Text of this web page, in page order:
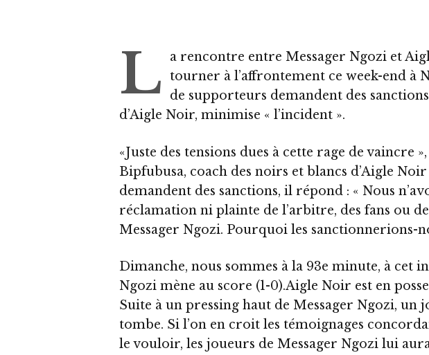
L
a rencontre entre Messager Ngozi et
tourner à l’affrontement ce week-end à
de supporteurs demandent des
d’Aigle Noir, minimise « l’incident ».
«Juste des tensions dues à cette rage de vaincre
Bipfubusa, coach des noirs et blancs d’Aigle
demandent des sanctions, il répond : « Nous
réclamation ni plainte de l’arbitre, des fans ou
Messager Ngozi. Pourquoi les sanctionnerions-
Dimanche, nous sommes à la 93e minute, à cet
Ngozi mène au score (1-0).Aigle Noir est en
Suite à un pressing haut de Messager Ngozi, un
tombe. Si l’on en croit les témoignages
le vouloir, les joueurs de Messager Ngozi lui